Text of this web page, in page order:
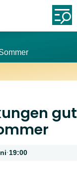
gut
·19:00